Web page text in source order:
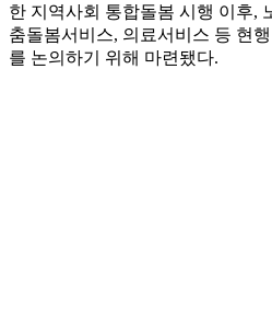
한 지역사회 통합돌봄 시행 이후,
춤돌봄서비스, 의료서비스 등 현
를 논의하기 위해 마련됐다.